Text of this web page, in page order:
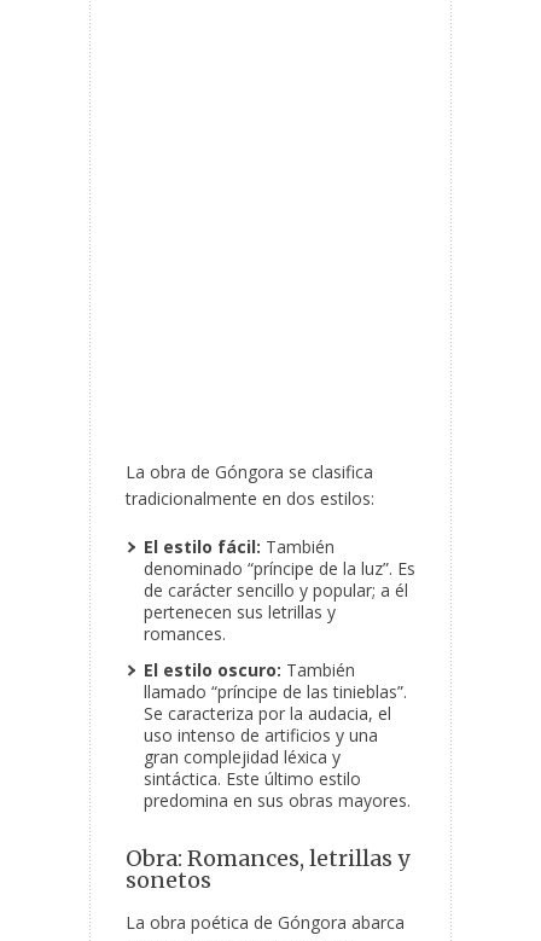
La obra de Góngora se clasifica
tradicionalmente en dos estilos:
El estilo fácil: También
denominado “príncipe de la luz”. Es
de carácter sencillo y popular; a él
pertenecen sus letrillas y
romances.
El estilo oscuro: También
llamado “príncipe de las tinieblas”.
Se caracteriza por la audacia, el
uso intenso de artificios y una
gran complejidad léxica y
sintáctica. Este último estilo
predomina en sus obras mayores.
Obra: Romances, letrillas y
sonetos
La obra poética de Góngora abarca